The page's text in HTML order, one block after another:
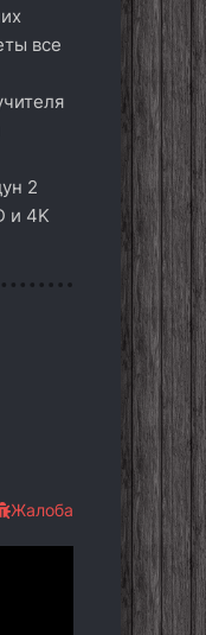
все
2
и 4K
Жалоба